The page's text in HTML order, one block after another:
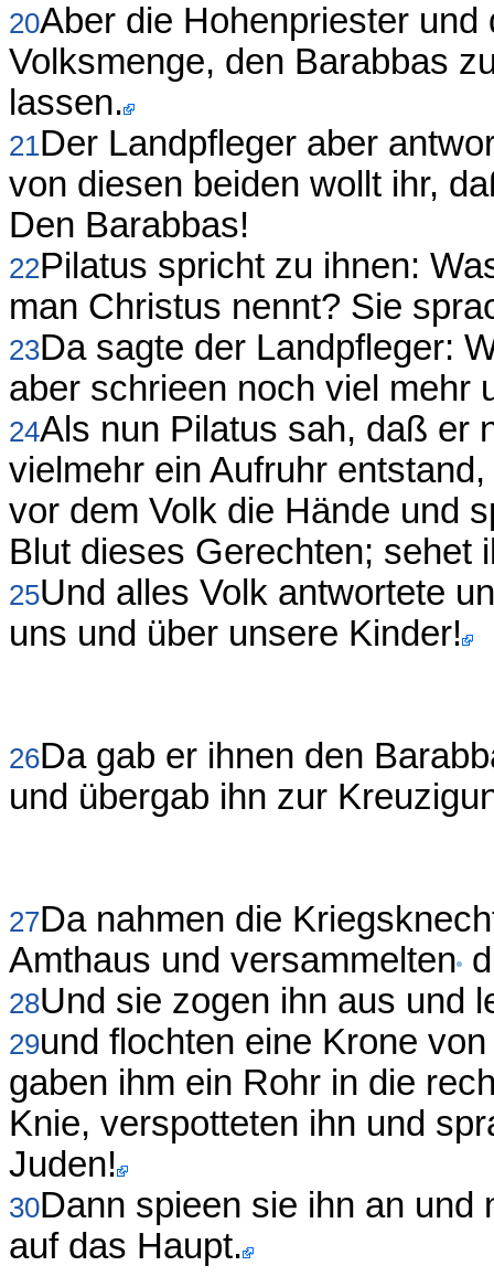
20Aber die Hohenpriester
Volksmenge, den Barabbas
lassen.
21Der Landpfleger aber
von diesen beiden wollt ihr,
Den Barabbas!
22Pilatus spricht zu ihnen:
man Christus nennt? Sie
23Da sagte der Landpfleger:
aber schrieen noch viel mehr
24Als nun Pilatus sah, daß er
vielmehr ein Aufruhr
vor dem Volk die Hände und
Blut dieses Gerechten; sehet
25Und alles Volk antwortete
uns und über unsere Kinder!
26Da gab er ihnen den
und übergab ihn zur
27Da nahmen die
Amthaus und versammelten
28Und sie zogen ihn aus und
29und flochten eine Krone
gaben ihm ein Rohr in die
Knie, verspotteten ihn und
Juden!
30Dann spieen sie ihn an und
auf das Haupt.